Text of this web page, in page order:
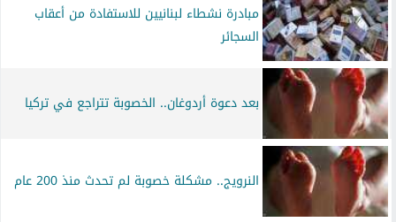
مبادرة نشطاء لبنانيين للاستفادة من أعقاب
السجائر‎
بعد دعوة أردوغان.. الخصوبة تتراجع في تركيا
النرويج.. مشكلة خصوبة لم تحدث منذ 200 عام